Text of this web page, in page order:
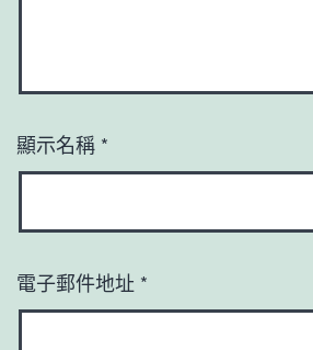
顯示名稱 *
電子郵件地址 *